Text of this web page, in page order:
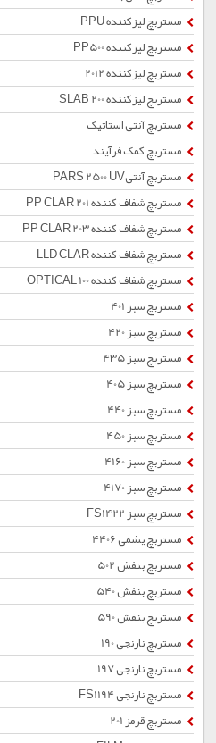
مستربچ لیزکننده PPU
مستربچ لیزکننده PP500
مستربچ لیزکننده 2012
مستربچ لیزکننده SLAB 200
مستربچ آنتی استاتیک
مستربچ کمک فرآیند
مستربچ آنتیPARS 2500 UV
مستربچ شفاف کننده PP CLAR 201
مستربچ شفاف کننده PP CLAR 203
مستربچ شفاف کننده LLD CLAR
مستربچ شفاف کننده OPTICAL 100
مستربچ سبز 401
مستربچ سبز 420
مستربچ سبز 435
مستربچ سبز 405
مستربچ سبز 440
مستربچ سبز 450
مستربچ سبز 4160
مستربچ سبز 4170
مستربچ سبز FS1422
مستربچ یشمی 4406
مستربچ بنفش 502
مستربچ بنفش 540
مستربچ بنفش 590
مستربچ نارنجی 190
مستربچ نارنجی 197
مستربچ نارنجی FS1194
مستربچ قرمز 201